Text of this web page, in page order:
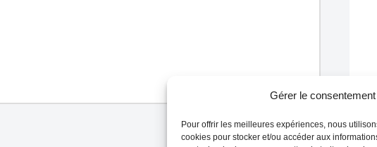
Gérer le
Pour offrir les meilleures expériences, nous
cookies pour stocker et/ou accéder aux